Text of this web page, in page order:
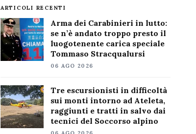
ARTICOLI RECENTI
Arma dei Carabinieri in lutto:
se n’è andato troppo presto il
luogotenente carica speciale
Tommaso Stracqualursi
06 AGO 2026
Tre escursionisti in difficoltà
sui monti intorno ad Ateleta,
raggiunti e tratti in salvo dai
tecnici del Soccorso alpino